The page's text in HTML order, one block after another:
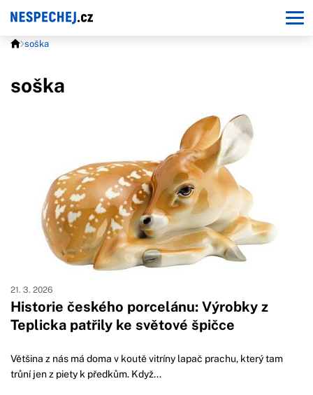
soška
soška
Historie českého porcelánu: Výrobky z
Teplicka patřily ke světové špičce
21. 3. 2026
Většina z nás má doma v koutě vitríny lapač prachu, který tam
trůní jen z piety k předkům. Když...